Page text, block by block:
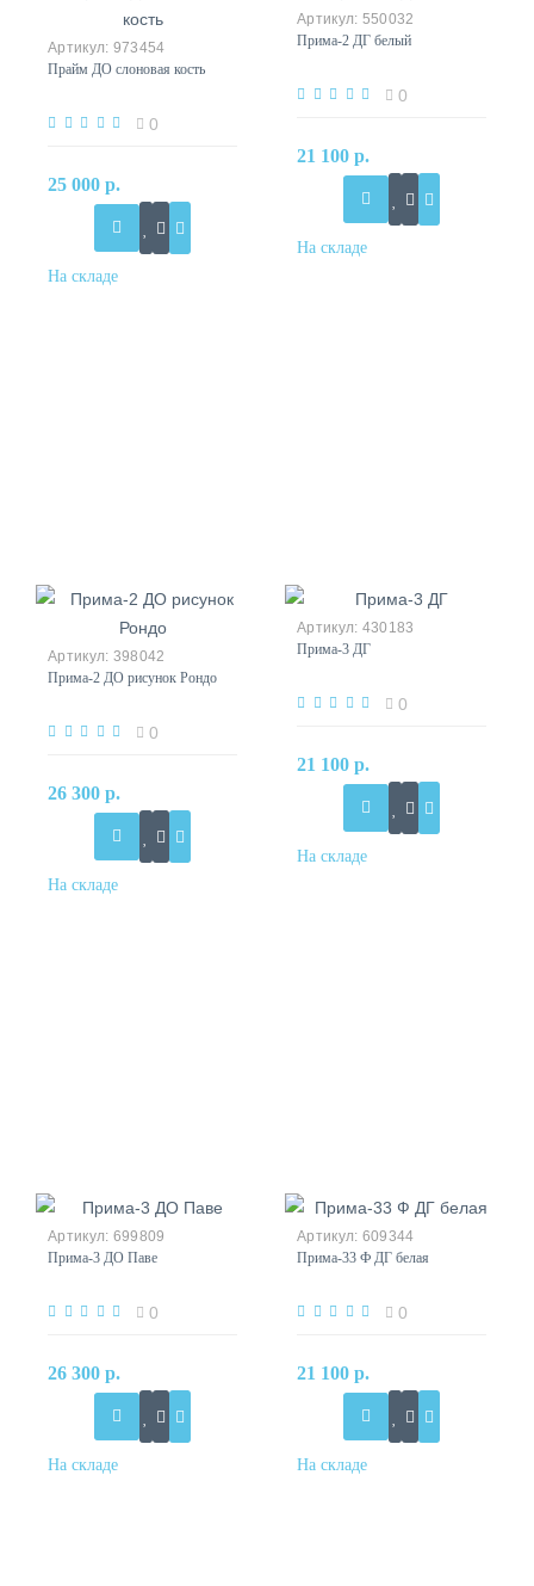
973454
Прайм ДО слоновая кость
0
25 000 р.
550032
Прима-2 ДГ белый
0
21 100 р.
398042
Прима-2 ДО рисунок Рондо
0
26 300 р.
430183
Прима-3 ДГ
0
21 100 р.
699809
Прима-3 ДО Паве
0
26 300 р.
609344
Прима-33 Ф ДГ белая
0
21 100 р.